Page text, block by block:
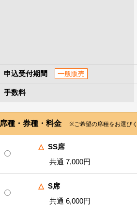
申込受付期間 一般販売
手数料
席種・券種・料金 ※ご希望の席種をお選び
△ SS席
共通 7,000円
△ S席
共通 6,000円